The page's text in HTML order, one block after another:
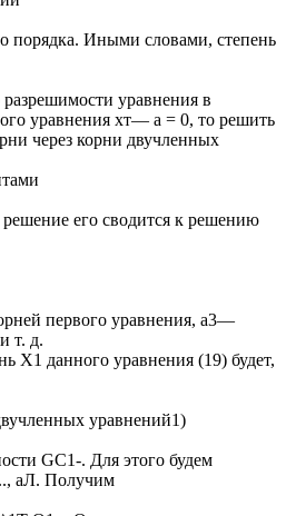
порядка. Иными словами, степень
уравнения в
уравнения хт— а = 0, то решить
через корни двучленных
решение его сводится к решению
первого уравнения, а3—
т. д.
X1 данного уравнения (19) будет,
уравнений1)
GC1-. Для этого будем
аЛ. Получим